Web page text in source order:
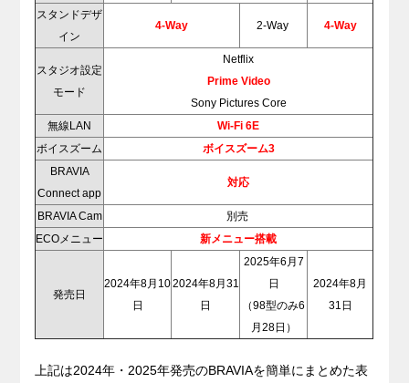
スタンドデザ
イン
4-Way 2-Way 4-Way
スタジオ設定
モード
Netflix
Prime Video
Sony Pictures Core
無線LAN
Wi-Fi 6E
ボイスズーム
ボイスズーム3
BRAVIA
Connect app
対応
BRAVIA Cam
別売
ECOメニュー
新メニュー搭載
発売日
2024年8月10
日
2024年8月31
日
2025年6月7
日
（98型のみ6
月28日）
2024年8月
31日
上記は2024年・2025年発売のBRAVIAを簡単にまとめた表